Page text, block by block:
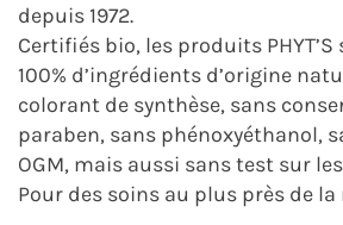
depuis 1972.
Certifiés bio, les produits
100% d’ingrédients d’origine
colorant de synthèse, sans
paraben, sans phénoxyéthanol,
OGM, mais aussi sans test sur
Pour des soins au plus près de la